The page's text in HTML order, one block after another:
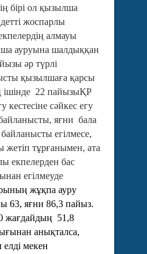
бірі ол қызылша
жоспарлы
алмауы
ауруына шалдыққан
әр түрлі
қызылшаға қарсы
ішінде 22 пайызыҚР
кестесіне сәйкес егу
яғни бала
егілмесе,
жетіп тұрғанымен, ата
екпелерден бас
егілмеуде
жұқпа ауру
63, яғни 86,3 пайыз.
жағдайдың 51,8
анықталса,
мекен